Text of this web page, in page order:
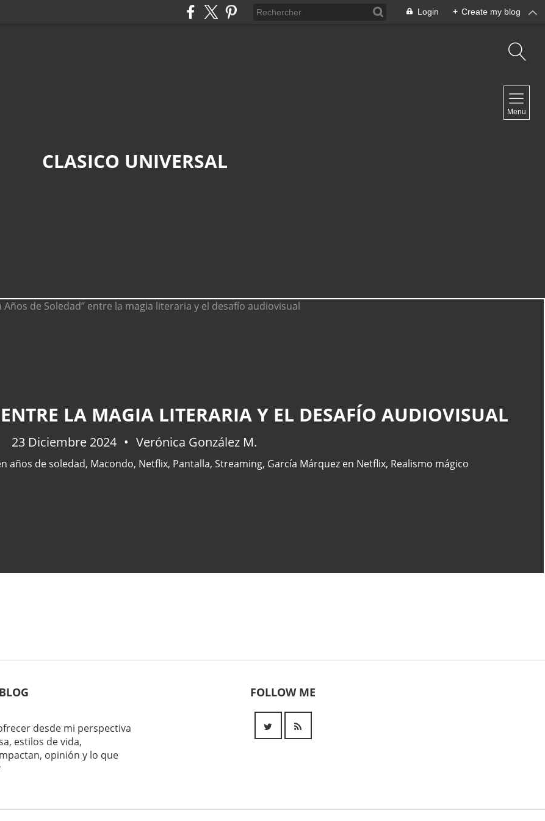
Login + Create my blog
Menu
CLASICO UNIVERSAL
LA MAGIA LITERARIA Y EL DESAFÍO AUDIOVISUAL
23 Diciembre 2024 Verónica González M.
años de soledad, Macondo, Netflix, Pantalla, Streaming, García Márquez en Netflix, Realismo mágico
desde mi perspectiva
estilos de vida,
opinión y lo que
FOLLOW ME
España(77)